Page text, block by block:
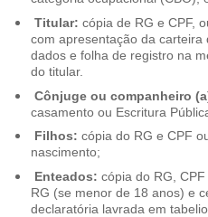
Titular: cópia de RG e CPF,
com apresentação da
dados e folha de registro na
do titular.
Cônjuge ou companheiro
casamento ou Escritura
Filhos: cópia do RG e CPF
nascimento;
Enteados: cópia do RG,
RG (se menor de 18 anos) e
declaratória lavrada em